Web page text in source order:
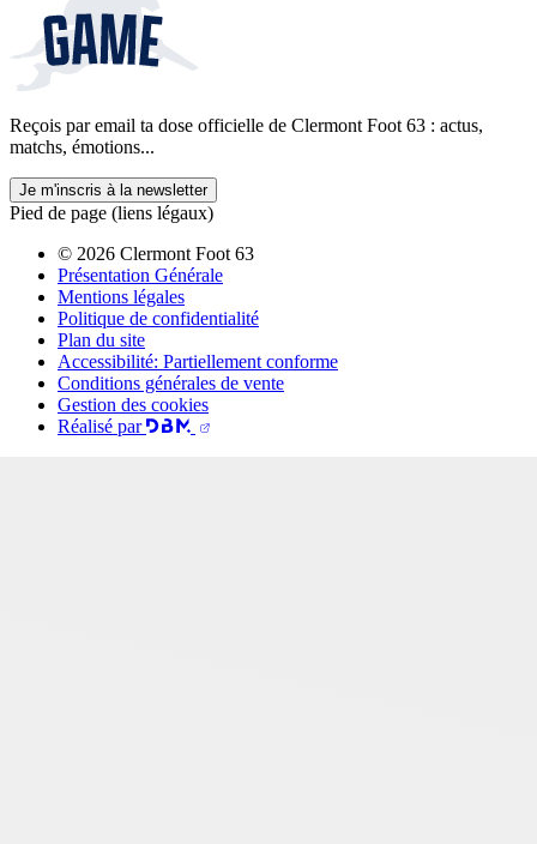
Reçois par email ta dose officielle de Clermont Foot 63 : actus,
matchs, émotions...
Je m'inscris à la newsletter
Pied de page (liens légaux)
© 2026 Clermont Foot 63
Présentation Générale
Mentions légales
Politique de confidentialité
Plan du site
Accessibilité: Partiellement conforme
Conditions générales de vente
Gestion des cookies
Réalisé par